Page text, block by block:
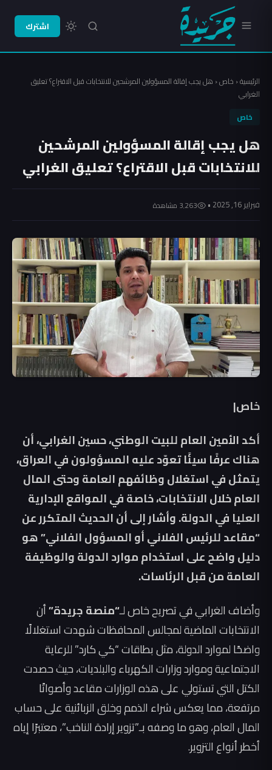
اشترك
الرئيسية‹ خاص‹ هل يجب إقالة المسؤولين المرشحين للانتخابات قبل الاقتراع؟ تعليق
الغرابي
خاص
هل يجب إقالة المسؤولين المرشحين
للانتخابات قبل الاقتراع؟ تعليق الغرابي
فبراير 16, 2025 • 3٬263 مشاهدة
خاص|
أكد الأمين العام للبيت الوطني، حسين الغرابي، أن
هناك عرفًا سيئًا تعوّد عليه المسؤولون في العراق،
يتمثل في استغلال وظائفهم العامة وحتى المال
العام خلال الانتخابات، خاصة في المواقع الإدارية
العليا في الدولة. وأشار إلى أن الحديث المتكرر عن
“مقاعد للرئيس الفلاني أو المسؤول الفلاني” هو
دليل واضح على استخدام موارد الدولة والوظيفة
العامة من قبل الرئاسات.
وأضاف الغرابي في تصريح خاص لـ“منصة جريدة”أن
الانتخابات الماضية لمجالس المحافظات شهدت استغلالًا
واضحًا لموارد الدولة، مثل بطاقات “كي كارد” للرعاية
الاجتماعية وموارد وزارات الكهرباء والبلديات، حيث حصدت
الكتل التي تستولي على هذه الوزارات مقاعد وأصواتًا
مرتفعة، مما يعكس شراء الذمم وخلق الزبائنية على حساب
المال العام، وهو ما وصفه بـ”تزوير إرادة الناخب”، معتبرًا إياه
أخطر أنواع التزوير.